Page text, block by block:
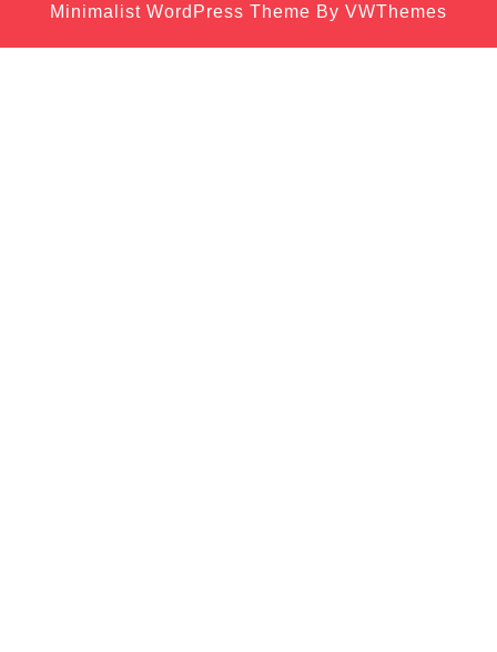
Minimalist WordPress Theme By VWThemes